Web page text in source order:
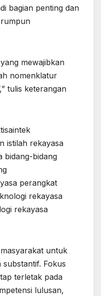
bagian penting dan
mewajibkan
nomenklatur
tulis keterangan
istilah rekayasa
bidang-bidang
perangkat
rekayasa
rekayasa
untuk
substantif. Fokus
terletak pada
lulusan,